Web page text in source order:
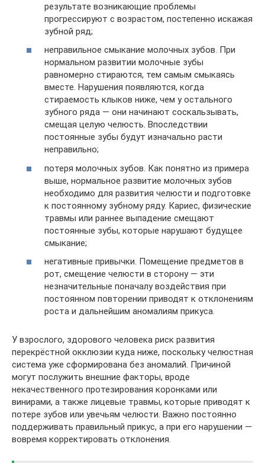
результате возникающие проблемы
прогрессируют с возрастом, постепенно искажая
зубной ряд;
неправильное смыкание молочных зубов. При
нормальном развитии молочные зубы
равномерно стираются, тем самым смыкаясь
вместе. Нарушения появляются, когда
стираемость клыков ниже, чем у остального
зубного ряда — они начинают соскальзывать,
смещая целую челюсть. Впоследствии
постоянные зубы будут изначально расти
неправильно;
потеря молочных зубов. Как понятно из примера
выше, нормальное развитие молочных зубов
необходимо для развития челюсти и подготовке
к постоянному зубному ряду. Кариес, физические
травмы или раннее выпадение смещают
постоянные зубы, которые нарушают будущее
смыкание;
негативные привычки. Помещение предметов в
рот, смещение челюсти в сторону — эти
незначительные поначалу воздействия при
постоянном повторении приводят к отклонениям
роста и дальнейшим аномалиям прикуса.
У взрослого, здорового человека риск развития
перекрёстной окклюзии куда ниже, поскольку челюстная
система уже сформирована без аномалий. Причиной
могут послужить внешние факторы, вроде
некачественного протезирования коронками или
винирами, а также лицевые травмы, которые приводят к
потере зубов или увечьям челюсти. Важно постоянно
поддерживать правильный прикус, а при его нарушении —
вовремя корректировать отклонения.